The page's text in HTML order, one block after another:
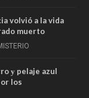
volvió a la vida
muerto
у pelaje azul
los